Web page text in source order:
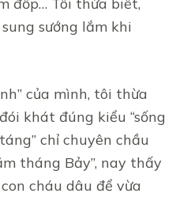
đốp… Tôi thừa biết,
sướng lắm khi
của mình, tôi thừa
khát đúng kiểu “sống
chỉ chuyên chầu
tháng Bảy”, nay thấy
cháu dâu để vừa